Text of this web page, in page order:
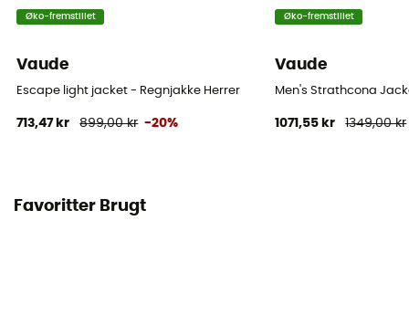
Øko-fremstillet
Vaude
Escape light jacket - Regnjakke Herrer
713,47 kr 899,00 kr -20%
Øko-fremstillet
Vaude
Men's Strathcona
1071,55 kr 1349,00 kr
Favoritter Brugt